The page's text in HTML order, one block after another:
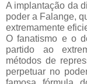
A implantação da
poder a Falange,
extremamente
O fanatismo e o
partido ao
métodos de
perpetuar no